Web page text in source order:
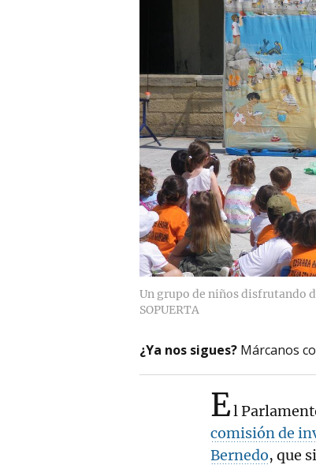
Un grupo de niños disfrutando
SOPUERTA
¿Ya nos sigues? Márcanos
El
comisión de
Bernedo, que